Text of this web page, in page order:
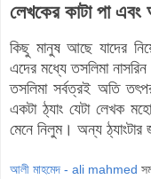
লেখকের কাটা পা
কিছু মানুষ আছে যাদের
এদের মধ্যে তসলিমা নাসরিন
তসলিমা সর্বত্রই অতি
একটা ঠ্যাং যেটা লেখক
মেনে নিলুম। অন্য
আলী মাহমেদ - ali mahmed